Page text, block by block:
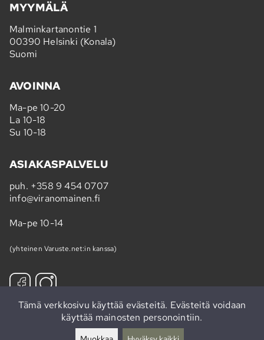
MYYMÄLÄ
Malminkartanontie 1
00390 Helsinki (Konala)
Suomi
AVOINNA
Ma-pe 10-20
La 10-18
Su 10-18
ASIAKASPALVELU
puh. +358 9 454 0707
info@viranomainen.fi
Ma-pe 10-14
(yhteinen Varuste.net:in kanssa)
Tilaa uutiskirje »
Tämä verkkosivu käyttää evästeitä. Evästeitä voidaan
käyttää mainosten personointiin.